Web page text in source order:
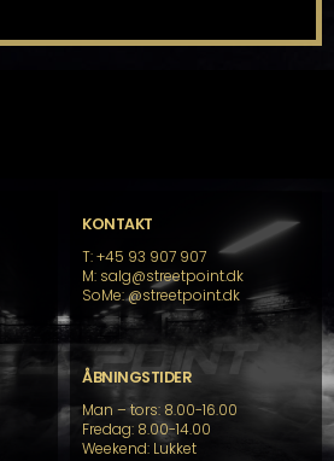
KONTAKT
T: +45 93 907 907
M: salg@streetpoint.dk
SoMe:@streetpoint.dk
ÅBNINGSTIDER
Man – tors: 8.00-16.00
Fredag: 8.00-14.00
Weekend: Lukket